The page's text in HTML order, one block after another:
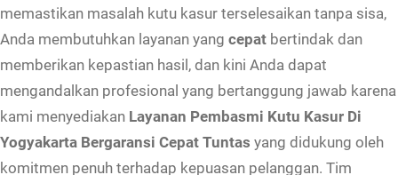
y
a
k
a
r
t
memastikan masalah kutu kasur terselesaikan tanpa sisa,
Anda membutuhkan layanan yang cepat bertindak dan
memberikan kepastian hasil, dan kini Anda dapat
mengandalkan profesional yang bertanggung jawab karena
kami menyediakan Layanan Pembasmi Kutu Kasur Di
Yogyakarta Bergaransi Cepat Tuntas yang didukung oleh
komitmen penuh terhadap kepuasan pelanggan. Tim